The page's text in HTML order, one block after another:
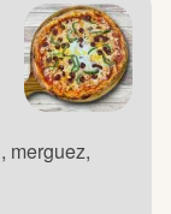
merguez,